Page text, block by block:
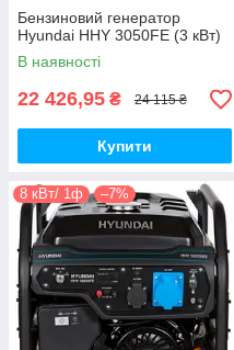
Бензиновий генератор
Hyundai HHY 3050FЕ (3 кВт)
В наявності
22 426,95 ₴ 24 115 ₴
Купити
8 кВт/ 1ф –7%